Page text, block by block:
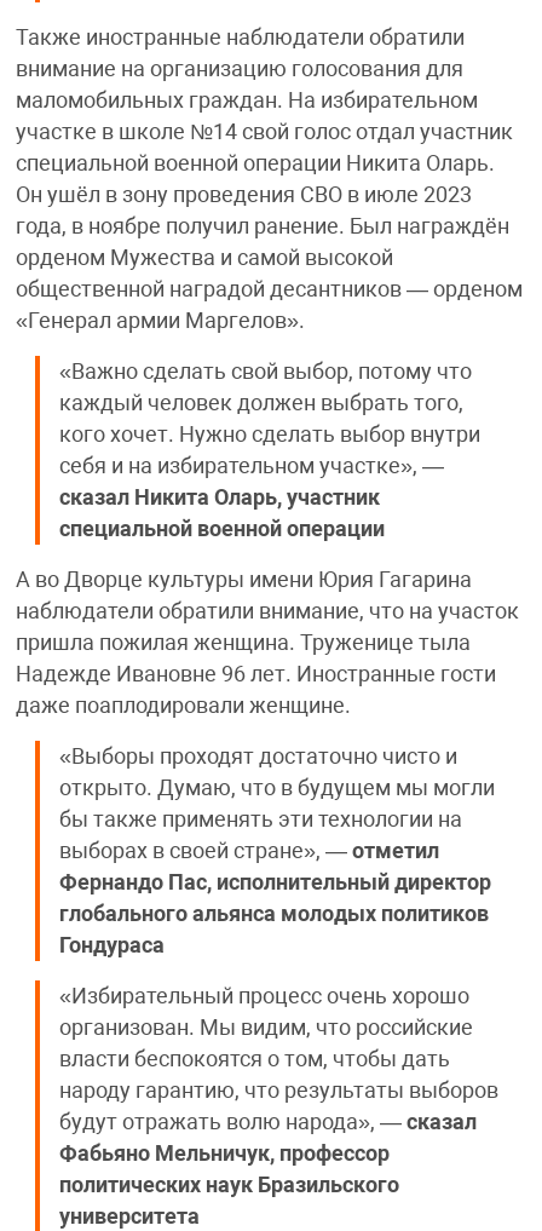
Также иностранные наблюдатели обратили
внимание на организацию голосования для
маломобильных граждан. На избирательном
участке в школе №14 свой голос отдал участник
специальной военной операции Никита Оларь.
Он ушёл в зону проведения СВО в июле 2023
года, в ноябре получил ранение. Был награждён
орденом Мужества и самой высокой
общественной наградой десантников — орденом
«Генерал армии Маргелов».
«Важно сделать свой выбор, потому что
каждый человек должен выбрать того,
кого хочет. Нужно сделать выбор внутри
себя и на избирательном участке», —
сказал Никита Оларь, участник
специальной военной операции
А во Дворце культуры имени Юрия Гагарина
наблюдатели обратили внимание, что на участок
пришла пожилая женщина. Труженице тыла
Надежде Ивановне 96 лет. Иностранные гости
даже поаплодировали женщине.
«Выборы проходят достаточно чисто и
открыто. Думаю, что в будущем мы могли
бы также применять эти технологии на
выборах в своей стране», — отметил
Фернандо Пас, исполнительный директор
глобального альянса молодых политиков
Гондураса
«Избирательный процесс очень хорошо
организован. Мы видим, что российские
власти беспокоятся о том, чтобы дать
народу гарантию, что результаты выборов
будут отражать волю народа», — сказал
Фабьяно Мельничук, профессор
политических наук Бразильского
университета